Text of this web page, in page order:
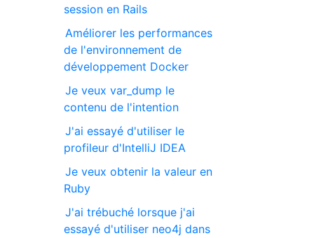
session en Rails
Améliorer les performances
de l'environnement de
développement Docker
Je veux var_dump le
contenu de l'intention
J'ai essayé d'utiliser le
profileur d'IntelliJ IDEA
Je veux obtenir la valeur en
Ruby
J'ai trébuché lorsque j'ai
essayé d'utiliser neo4j dans